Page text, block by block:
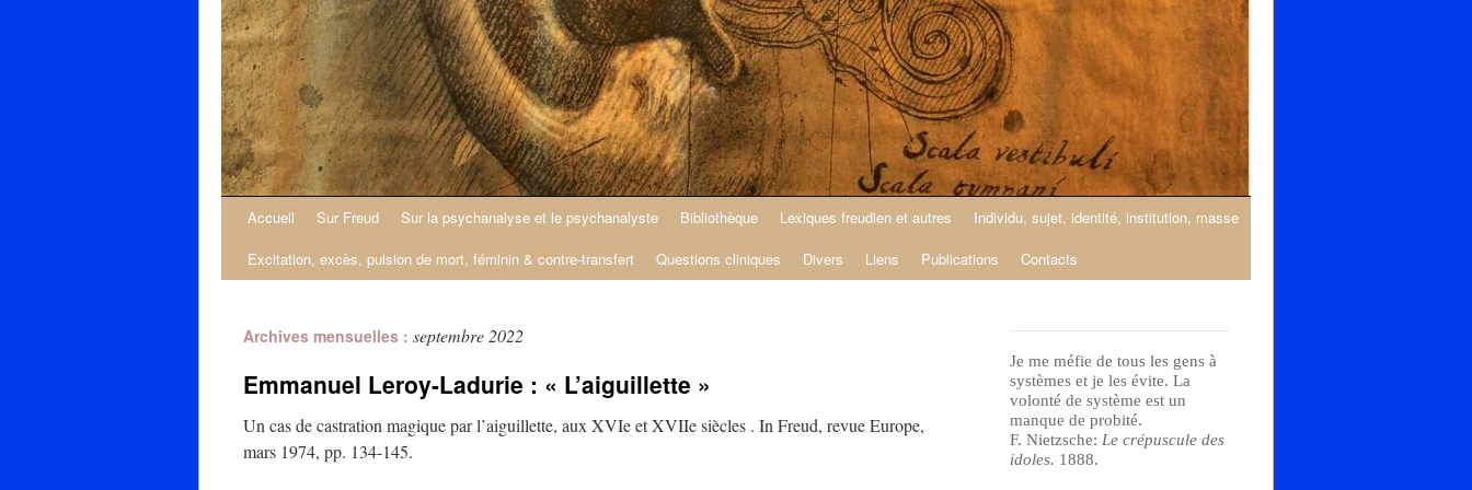
Accueil Sur Freud Sur la psychanalyse et le psychanalyste Bibliothèque Lexiques freudien et autres
Individu, sujet, identité, institution, masse
Excitation, excès, pulsion de mort, féminin & contre-transfert
Questions cliniques Divers Liens Publications Contacts
Archives mensuelles : septembre 2022
Emmanuel Leroy-Ladurie : « L’aiguillette »
Un cas de castration magique par l’aiguillette, aux XVIe et XVIIe siècles . In Freud, revue Europe,
mars 1974, pp. 134-145.
Je me méfie de tous les gens à
systèmes et je les évite. La
volonté de système est un
manque de probité.
F. Nietzsche: Le crépuscule des
idoles. 1888.